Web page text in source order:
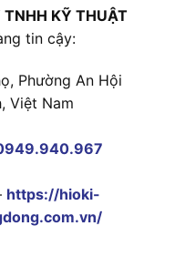
TNHH KỸ THUẬT
tin cậy:
Phường An Hội
Việt Nam
https://hioki-